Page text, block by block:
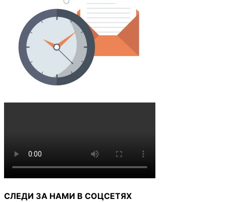
СЛЕДИ ЗА НАМИ В СОЦСЕТЯХ